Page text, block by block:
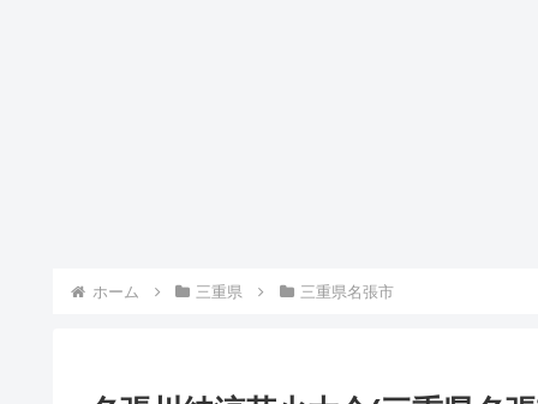
ホーム 三重県 三重県名張市